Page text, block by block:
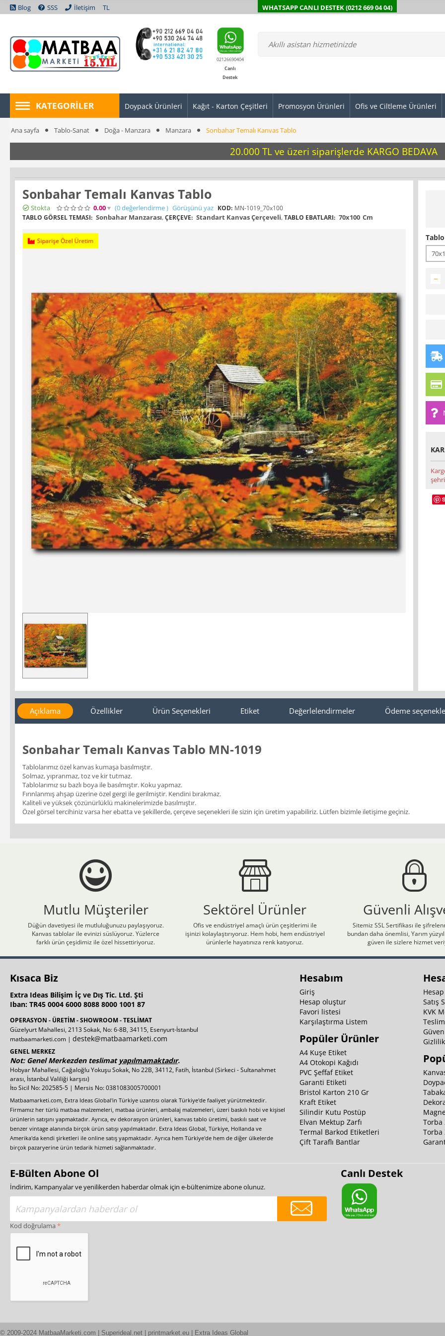
Blog SSS İletişim TL WHATSAPP CANLI DESTEK (0212 669 04 04)
02126690404
Canlı
Destek
KATEGORILER Doypack Ürünleri Kağıt - Karton Çeşitleri Promosyon Ürünleri Ofis ve Ciltleme Ürünleri
Ana sayfa Tablo-Sanat Doğa - Manzara Manzara Sonbahar Temalı Kanvas Tablo
20.000 TL ve üzeri siparişlerde KARGO BEDAVA
Sonbahar Temalı Kanvas Tablo
Stokta 0.00 (0değerlendirme) Görüşünü yaz KOD: MN-1019_70x100
TABLO GÖRSEL TEMASI: Sonbahar Manzarası,ÇERÇEVE: Standart Kanvas Çerçeveli,TABLO EBATLARI: 70x100 Cm
Siparişe Özel Üretim
−
Açıklama Özellikler Ürün Seçenekleri Etiket Değerlelendirmeler Ödeme
Sonbahar Temalı Kanvas Tablo MN-1019
Tablolarımız özel kanvas kumaşa basılmıştır.
Solmaz, yıpranmaz, toz ve kir tutmaz.
Tablolarımız su bazlı boya ile basılmıştır. Koku yapmaz.
Fırınlanmış ahşap üzerine özel gergi ile gerilmiştir. Kendini bırakmaz.
Kaliteli ve yüksek çözünürlüklü makinelerimizde basılmıştır.
Özel görsel tercihiniz varsa her ebatta ve şekillerde, çerçeve seçenekleri ile sizin için üretim yapabiliriz. Lütfen bizimle iletişime geçiniz.
Mutlu Müşteriler
Düğün davetiyesi ile mutluluğunuzu paylaşıyoruz.
Kanvas tablolar ile evinizi süslüyoruz. Yüzlerce
farklı ürün çeşidimiz ile özel hissettiriyoruz.
Sektörel Ürünler
Ofis ve endüstriyel amaçlı ürün çeşitlerimi ile
işinizi kolaylaştırıyoruz. Hem hobi, hem endüstriyel
ürünlerle hayatınıza renk katıyoruz.
Güvenli
Sitemiz SSL Sertifikası ile
bundan daha önemlisi, Yarım
güven ile sizlere hizmet
Kısaca Biz
Extra Ideas Bilişim İç ve Dış Tic. Ltd. Şti
Iban: TR45 0004 6000 8088 8000 1001 87
OPERASYON - ÜRETİM - SHOWROOM - TESLİMAT
Güzelyurt Mahallesi, 2113 Sokak, No: 6-8B, 34115, Esenyurt-İstanbul
matbaamarketi.com | destek@matbaamarketi.com
GENEL MERKEZ
Not: Genel Merkezden teslimat yapılmamaktadır.
Hobyar Mahallesi, Cağaloğlu Yokuşu Sokak, No 22B, 34112, Fatih, İstanbul (Sirkeci - Sultanahmet
arası, İstanbul Valiliği karşısı)
İto Sicil No: 202585-5 | Mersis No: 0381083005700001
Matbaamarketi.com, Extra Ideas Global'in Türkiye uzantısı olarak Türkiye'de faaliyet yürütmektedir.
Firmamız her türlü matbaa malzemeleri, matbaa ürünleri, ambalaj malzemeleri, üzeri baskılı hobi ve kişisel
ürünlerin satışını yapmaktadır. Ayrıca, ev dekorasyon ürünleri, kanvas tablo üretimi, baskılı saat ve
benzer vintage alanında birçok ürün satışı yapılmaktadır. Extra Ideas Global, Türkiye, Hollanda ve
Amerika'da kendi şirketleri ile online satış yapmaktadır. Ayrıca hem Türkiye'de hem de diğer ülkelerde
birçok pazaryerine ürün tedarik hizmeti sağlanmaktadır.
Hesabım
Giriş
Hesap oluştur
Favori listesi
Karşılaştırma Listem
Popüler Ürünler
A4 Kuşe Etiket
A4 Otokopi Kağıdı
PVC Şeffaf Etiket
Garanti Etiketi
Bristol Karton 210 Gr
Kraft Etiket
Silindir Kutu Postüp
Elvan Mektup Zarfı
Termal Barkod Etiketleri
Çift Taraflı Bantlar
Satış
KVK
Gizlilik
Torba
Torba
E-Bülten Abone Ol
İndirim, Kampanyalar ve yenilikerden haberdar olmak için e-bültenimize abone olunuz.
Kod doğrulama
Canlı Destek
© 2009-2024 MatbaaMarketi.com | Superideal.net | printmarket.eu | Extra Ideas Global